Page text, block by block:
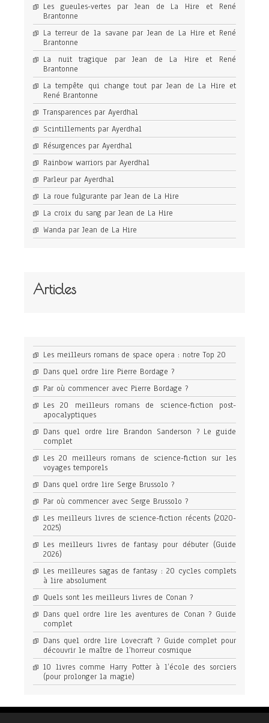
Les gueules-vertes par Jean de La Hire et René
Brantonne
La terreur de la savane par Jean de La Hire et René
Brantonne
La nuit tragique par Jean de La Hire et René
Brantonne
La tempête qui change tout par Jean de La Hire et
René Brantonne
Transparences par Ayerdhal
Scintillements par Ayerdhal
Résurgences par Ayerdhal
Rainbow warriors par Ayerdhal
Parleur par Ayerdhal
La roue fulgurante par Jean de La Hire
La croix du sang par Jean de La Hire
Wanda par Jean de La Hire
Articles
Les meilleurs romans de space opera : notre Top 20
Dans quel ordre lire Pierre Bordage ?
Par où commencer avec Pierre Bordage ?
Les 20 meilleurs romans de science-fiction post-
apocalyptiques
Dans quel ordre lire Brandon Sanderson ? Le guide
complet
Les 20 meilleurs romans de science-fiction sur les
voyages temporels
Dans quel ordre lire Serge Brussolo ?
Par où commencer avec Serge Brussolo ?
Les meilleurs livres de science-fiction récents (2020-
2025)
Les meilleurs livres de fantasy pour débuter (Guide
2026)
Les meilleures sagas de fantasy : 20 cycles complets
à lire absolument
Quels sont les meilleurs livres de Conan ?
Dans quel ordre lire les aventures de Conan ? Guide
complet
Dans quel ordre lire Lovecraft ? Guide complet pour
découvrir le maître de l’horreur cosmique
10 livres comme Harry Potter à l’école des sorciers
(pour prolonger la magie)